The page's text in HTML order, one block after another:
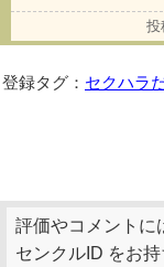
登録タグ： セクハラ
評価やコメントに
センクルID をお持